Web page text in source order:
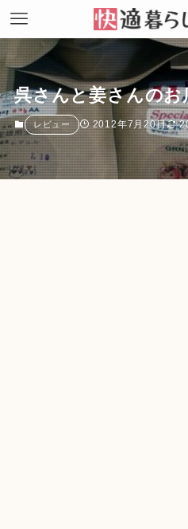
呉さんと姜さんのお
レビュー 2012年7月20日